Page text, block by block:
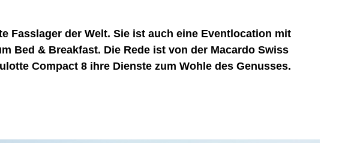
Fasslager der Welt. Sie ist auch eine Eventlocation mit
Bed & Breakfast. Die Rede ist von der Macardo Swiss
Compact 8 ihre Dienste zum Wohle des Genusses.